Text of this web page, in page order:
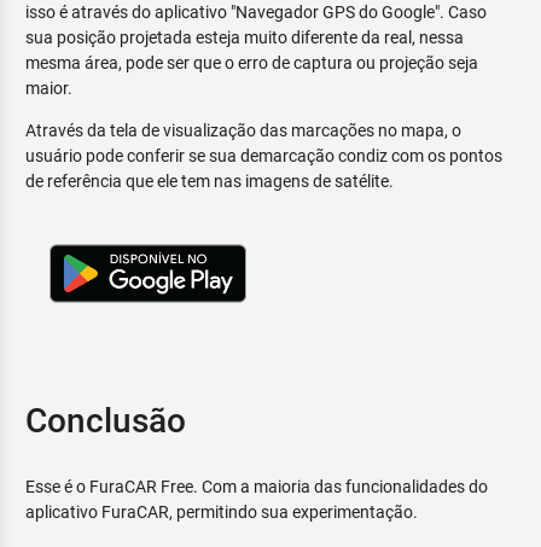
isso é através do aplicativo "Navegador GPS do Google". Caso
sua posição projetada esteja muito diferente da real, nessa
mesma área, pode ser que o erro de captura ou projeção seja
maior.
Através da tela de visualização das marcações no mapa, o
usuário pode conferir se sua demarcação condiz com os pontos
de referência que ele tem nas imagens de satélite.
Conclusão
Esse é o FuraCAR Free. Com a maioria das funcionalidades do
aplicativo FuraCAR, permitindo sua experimentação.